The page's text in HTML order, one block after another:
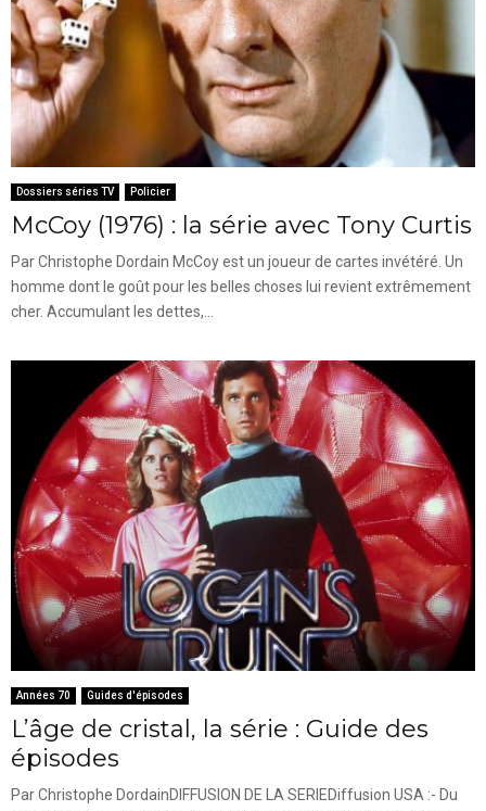
Dossiers séries TV Policier
McCoy (1976) : la série avec Tony Curtis
Par Christophe Dordain McCoy est un joueur de cartes invétéré. Un
homme dont le goût pour les belles choses lui revient extrêmement
cher. Accumulant les dettes,...
Années 70 Guides d'épisodes
L’âge de cristal, la série : Guide des
épisodes
Par Christophe DordainDIFFUSION DE LA SERIEDiffusion USA :- Du